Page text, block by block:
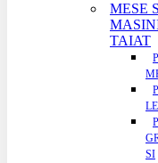
MESE
TAIAT
SI